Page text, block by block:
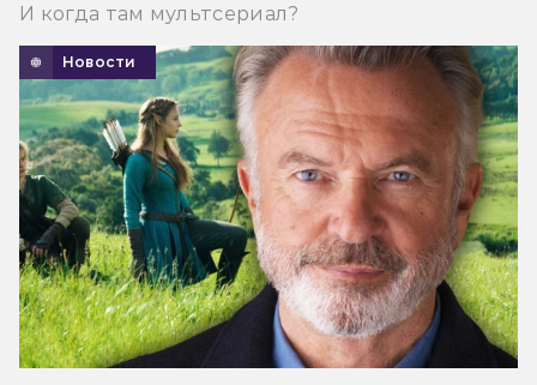
И когда там мультсериал?
Новости